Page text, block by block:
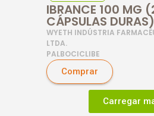
IBRANCE 100 MG
CÁPSULAS DURAS)
WYETH INDÚSTRIA
LTDA.
PALBOCICLIBE
Comprar
Carregar